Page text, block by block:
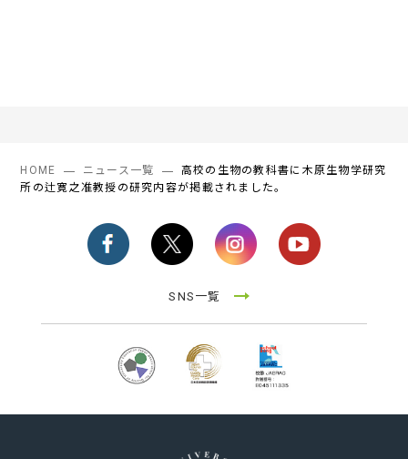
HOME ニュース一覧
高校の生物の教科書に木原生物学研究
所の辻寛之准教授の研究内容が掲載されました。
SNS一覧